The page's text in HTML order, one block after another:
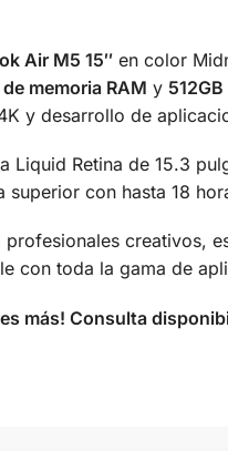
Air M5 15″en color
de memoria RAM y
y desarrollo de
Liquid Retina de 15.3
superior con hasta 18
profesionales creativos,
con toda la gama de
más! Consulta